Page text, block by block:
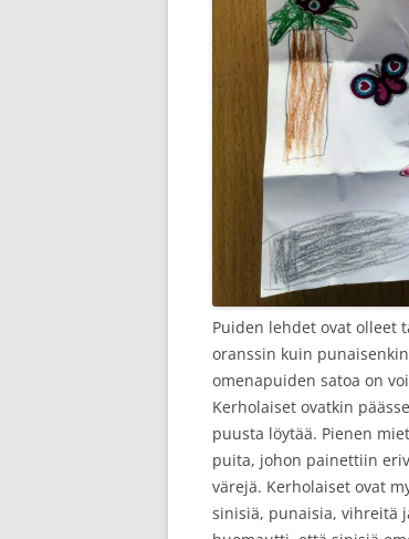
Puiden lehdet ovat olleet
oranssin kuin
omenapuiden satoa on
Kerholaiset ovatkin
puusta löytää. Pienen
puita, johon painettiin
värejä. Kerholaiset ovat
sinisiä, punaisia, vihreitä